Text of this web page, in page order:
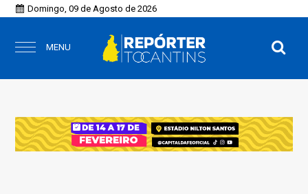
Domingo, 09 de Agosto de 2026
MENU